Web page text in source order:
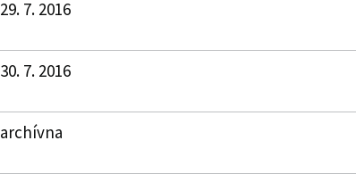
29. 7. 2016
30. 7. 2016
archívna